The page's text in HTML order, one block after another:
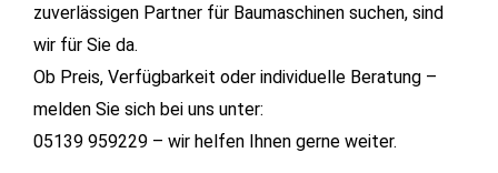
zuverlässigen Partner für Baumaschinen suchen, sind
wir für Sie da.
Ob Preis, Verfügbarkeit oder individuelle Beratung –
melden Sie sich bei uns unter:
05139 959229 – wir helfen Ihnen gerne weiter.